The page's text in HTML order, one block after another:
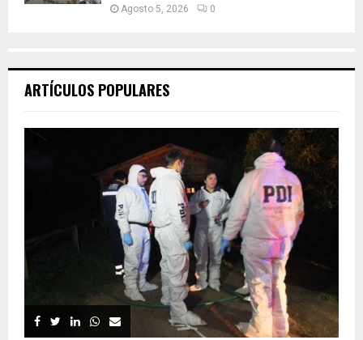
Agosto 5, 2026 0
ARTÍCULOS POPULARES